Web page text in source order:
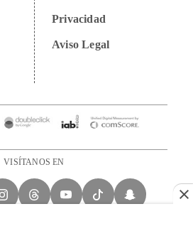
Privacidad
Aviso Legal
VISÍTANOS EN